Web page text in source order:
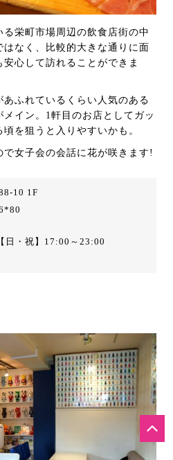
る栄町市場周辺の飲食店街の中
なく、比較的大きな通りに面
心して訪れることができま
ふれているくらい人気のある
イン。1軒目のお店としてガッ
を狙うと入りやすいかも。
で女子会の会話に花が咲きます!
10 1F
【日・祝】17:00～23:00